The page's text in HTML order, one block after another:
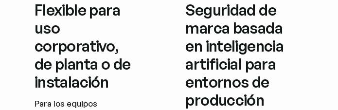
Flexible para
uso
corporativo,
de planta o de
instalación
Para los equipos
Seguridad de
marca basada
en inteligencia
artificial para
entornos de
producción